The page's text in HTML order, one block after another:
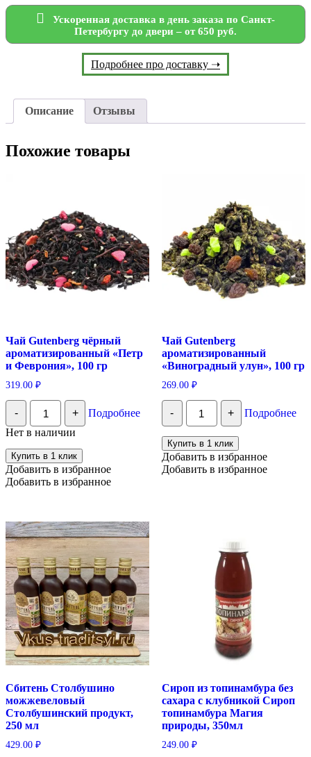
Ускоренная доставка в день заказа по Санкт-
Петербургу до двери – от 650 руб.
Подробнее про доставку ➝
Описание Отзывы
Похожие товары
Чай Gutenberg чёрный
ароматизированный «Петр
и Феврония», 100 гр
319.00 ₽
-
Количество
Чай
Gutenberg
чёрный
ароматизированный
"Петр
и
Феврония",
+
Подробнее
Нет в наличии
Купить в 1 клик
Добавить в избранное
Добавить в избранное
Чай Gutenberg
ароматизированный
«Виноградный улун», 100 гр
269.00 ₽
-
Количество
Чай
Gutenberg
ароматизированный
"Виноградный
улун",
100
+ Подробнее
Купить в 1 клик
Добавить в избранное
Добавить в избранное
Сбитень Столбушино
можжевеловый
Столбушинский продукт,
250 мл
429.00 ₽
Сироп из топинамбура без
сахара с клубникой Сироп
топинамбура Магия
природы, 350мл
249.00 ₽